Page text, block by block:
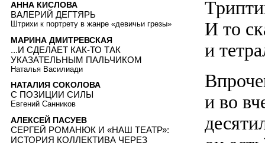
И то
и
и во
АННА КИСЛОВА
ВАЛЕРИЙ ДЕГТЯРЬ
Штрихи к портрету в жанре «девичьи грезы»
МАРИНА ДМИТРЕВСКАЯ
...И СДЕЛАЕТ КАК-ТО ТАК
УКАЗАТЕЛЬНЫМ ПАЛЬЧИКОМ
Наталья Василиади
НАТАЛИЯ СОКОЛОВА
С ПОЗИЦИИ СИЛЫ
Евгений Санников
АЛЕКСЕЙ ПАСУЕВ
СЕРГЕЙ РОМАНЮК И «НАШ ТЕАТР»:
ИСТОРИЯ КОЛЛЕКТИВА ЧЕРЕЗ